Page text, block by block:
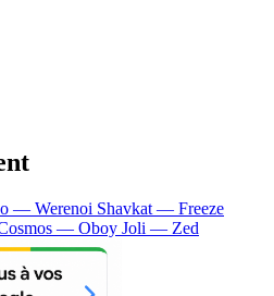
— Werenoi Shavkat — Freeze
— Oboy Joli — Zed